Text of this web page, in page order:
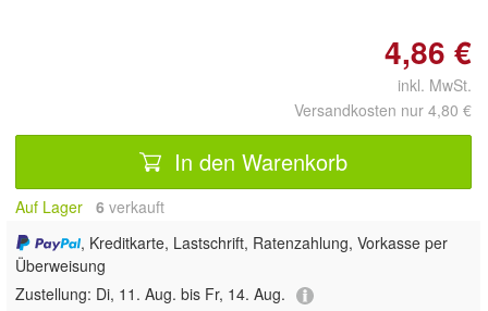
4,86 €
inkl. MwSt.
Versandkosten nur 4,80 €
In den Warenkorb
Auf Lager 6 verkauft
, Kreditkarte, Lastschrift, Ratenzahlung, Vorkasse per
Überweisung
Zustellung: Di, 11. Aug. bis Fr, 14. Aug.